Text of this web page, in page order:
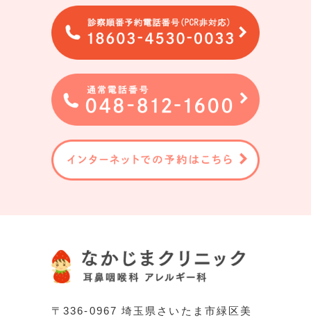
〒336-0967 埼玉県さいたま市緑区美